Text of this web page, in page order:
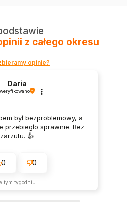
z całego okresu
opinie?
Daria
był bezproblemowy, a
przebiegło sprawnie. Bez
zarzutu. 👍️
0 0
tym tygodniu